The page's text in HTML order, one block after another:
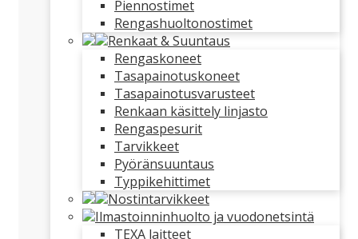
Piennostimet
Rengashuoltonostimet
Renkaat & Suuntaus
Rengaskoneet
Tasapainotuskoneet
Tasapainotusvarusteet
Renkaan käsittely linjasto
Rengaspesurit
Tarvikkeet
Pyöränsuuntaus
Typpikehittimet
Nostintarvikkeet
Ilmastoinninhuolto ja vuodonetsintä
TEXA laitteet